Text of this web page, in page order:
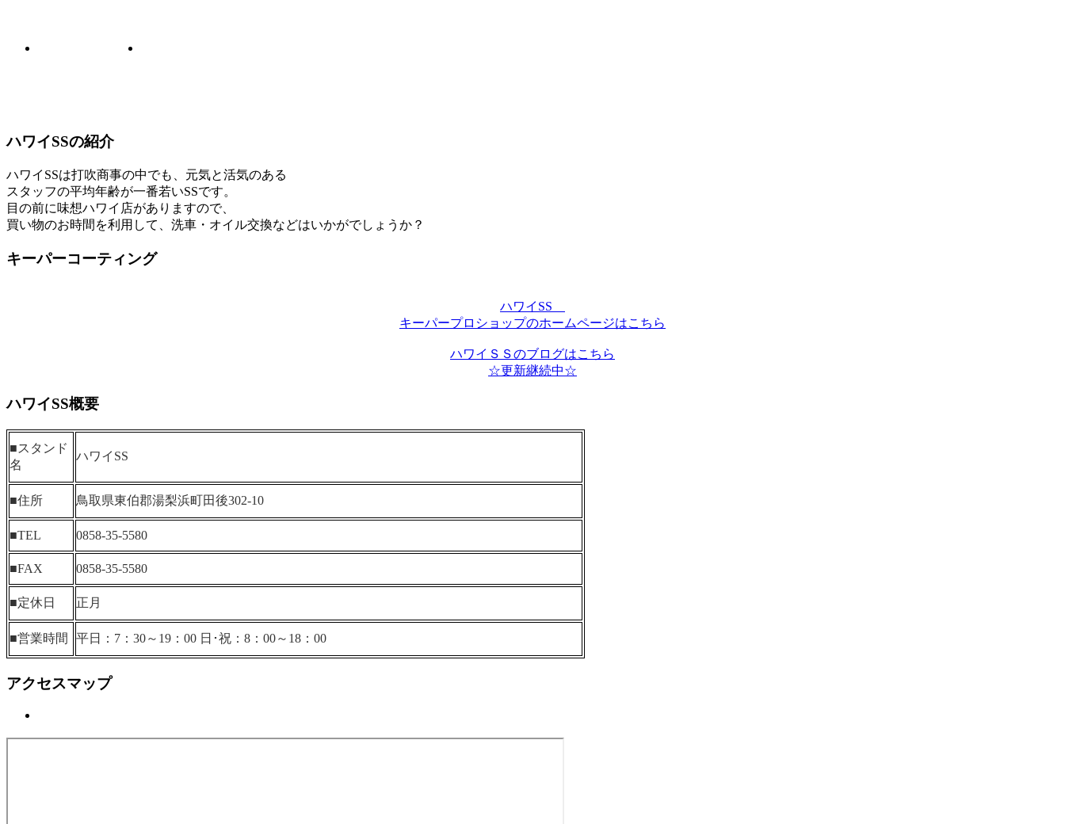
ハワイSSの紹介
ハワイSSは打吹商事の中でも、元気と活気のある
スタッフの平均年齢が一番若いSSです。
目の前に味想ハワイ店がありますので、
買い物のお時間を利用して、洗車・オイル交換などはいかがでしょうか？
キーパーコーティング
ハワイSS
キーパープロショップのホームページはこちら
ハワイＳＳのブログはこちら
☆更新継続中☆
ハワイSS概要
■スタンド
名
ハワイSS
■住所 鳥取県東伯郡湯梨浜町田後302-10
■TEL 0858-35-5580
■FAX 0858-35-5580
■定休日 正月
■営業時間 平日：7：30～19：00 日･祝：8：00～18：00
アクセスマップ